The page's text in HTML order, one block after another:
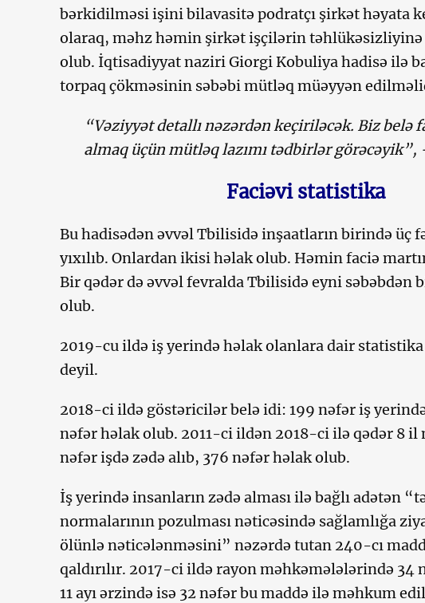
bərkidilməsi işini bilavasitə podratçı şirkət həyata
olaraq, məhz həmin şirkət işçilərin təhlükəsizliyinə
olub. İqtisadiyyat naziri Giorgi Kobuliya hadisə ilə
torpaq çökməsinin səbəbi mütləq müəyyən
“Vəziyyət detallı nəzərdən keçiriləcək. Biz belə
almaq üçün mütləq lazımı tədbirlər görəcəyik”,
Faciəvi statistika
Bu hadisədən əvvəl Tbilisidə inşaatların birində üç
yıxılıb. Onlardan ikisi həlak olub. Həmin faciə
Bir qədər də əvvəl fevralda Tbilisidə eyni səbəbdən
olub.
2019-cu ildə iş yerində həlak olanlara dair
deyil.
2018-ci ildə göstəricilər belə idi: 199 nəfər iş
nəfər həlak olub. 2011-ci ildən 2018-ci ilə qədər 8 il
nəfər işdə zədə alıb, 376 nəfər həlak olub.
İş yerində insanların zədə alması ilə bağlı adətən
normalarının pozulması nəticəsində sağlamlığa
ölünlə nəticələnməsini” nəzərdə tutan 240-cı
qaldırılır. 2017-ci ildə rayon məhkəmələlərində
11 ayı ərzində isə 32 nəfər bu maddə ilə məhkum